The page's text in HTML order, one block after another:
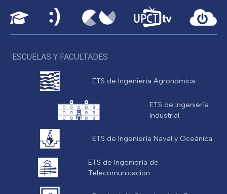
ESCUELAS Y FACULTADES
ETS de Ingeniería Agronómica
ETS de Ingeniería
Industrial
ETS de Ingeniería Naval y Oceánica
ETS de Ingeniería de
Telecomunicación